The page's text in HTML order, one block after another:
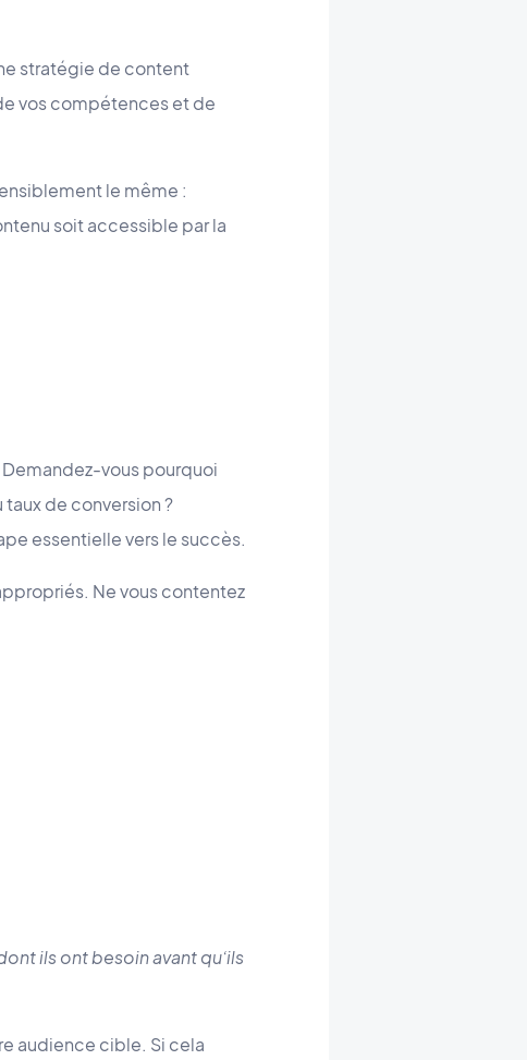
stratégie de content
vos compétences et de
le même :
soit accessible par la
vous pourquoi
de conversion ?
essentielle vers le succès.
Ne vous contentez
ils ont besoin avant qu’ils
audience cible. Si cela